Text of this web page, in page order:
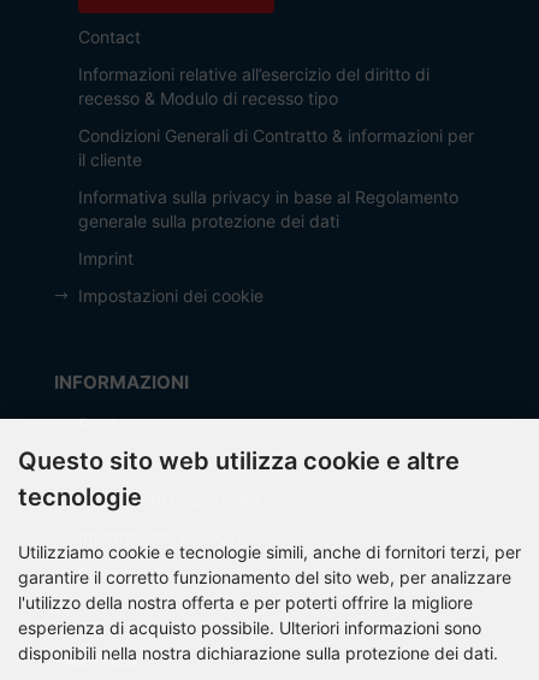
Contact
Informazioni relative all’esercizio del diritto di
recesso & Modulo di recesso tipo
Condizioni Generali di Contratto & informazioni per
il cliente
Informativa sulla privacy in base al Regolamento
generale sulla protezione dei dati
Imprint
Impostazioni dei cookie
INFORMAZIONI
Produttore
Spese di spedizione
Modalità di pagamento
Sitemap
PARTNER
Questo sito web utilizza cookie e altre
tecnologie
Utilizziamo cookie e tecnologie simili, anche di fornitori terzi, per
garantire il corretto funzionamento del sito web, per analizzare
l'utilizzo della nostra offerta e per poterti offrire la migliore
esperienza di acquisto possibile. Ulteriori informazioni sono
disponibili nella nostra dichiarazione sulla protezione dei dati.